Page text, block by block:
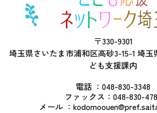
〒330-9301
埼玉県さいたま市浦和区高砂3-15-1 埼玉
ども支援課内
電話 ： 048-830-3348
ファックス： 048-830-
メール ：